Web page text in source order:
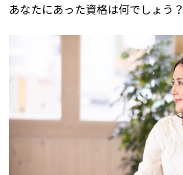
あなたにあった資格は何でしょう？